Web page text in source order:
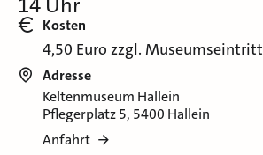
Kosten
4,50 Euro zzgl. Museumseintritt
Adresse
Keltenmuseum Hallein
Pflegerplatz 5, 5400 Hallein
Anfahrt